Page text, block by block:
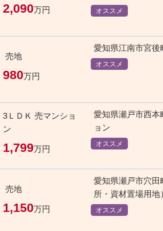
2,090万円 オススメ
売地
980万円
愛知県江南市宮
オススメ
3ＬＤＫ 売マンショ
ン
1,799万円
愛知県瀬戸市西
ョン
オススメ
売地
1,150万円
愛知県瀬戸市穴
所・資材置場用地
オススメ